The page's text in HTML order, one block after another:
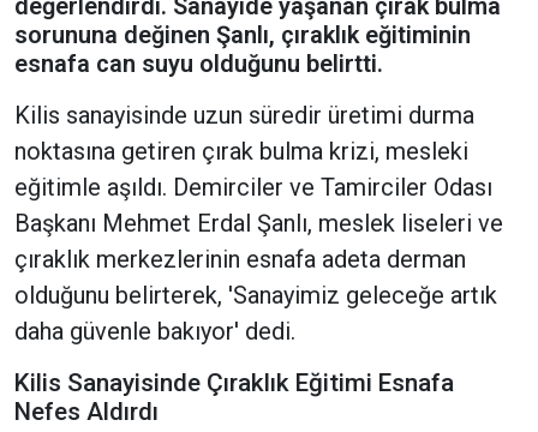
sorununa değinen Şanlı, çıraklık eğitiminin
esnafa can suyu olduğunu belirtti.
Kilis sanayisinde uzun süredir üretimi durma
noktasına getiren çırak bulma krizi, mesleki
eğitimle aşıldı. Demirciler ve Tamirciler Odası
Başkanı Mehmet Erdal Şanlı, meslek liseleri ve
çıraklık merkezlerinin esnafa adeta derman
olduğunu belirterek, 'Sanayimiz geleceğe artık
daha güvenle bakıyor' dedi.
Kilis Sanayisinde Çıraklık Eğitimi Esnafa
Nefes Aldırdı